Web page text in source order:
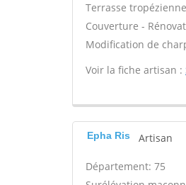
Terrasse
Couverture -
Modification de
Voir la fiche artisan :
Epha Ris Artisan
Département: 75